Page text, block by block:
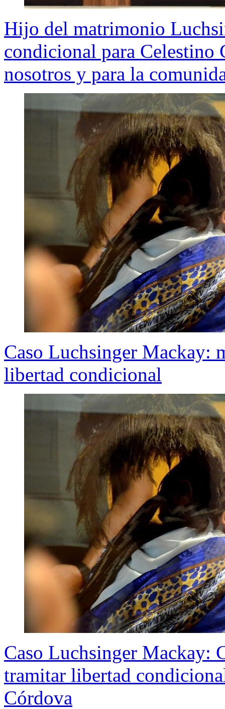
Hijo del matrimonio
condicional para Celestino
nosotros y para la
Caso Luchsinger Mackay:
libertad condicional
Caso Luchsinger Mackay:
tramitar libertad
Córdova